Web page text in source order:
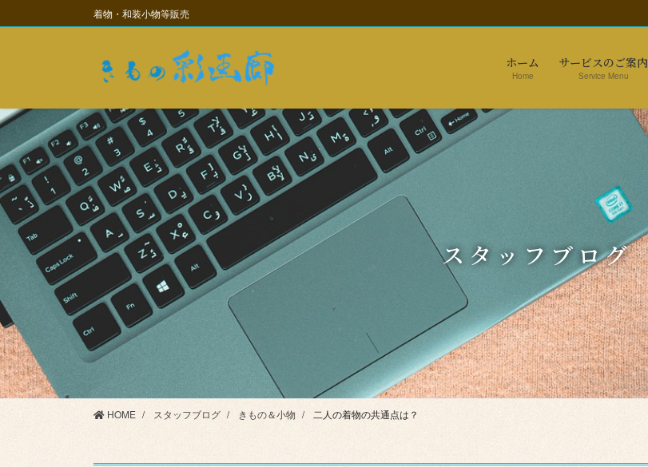
ン
に
移
ビ
ョ
ン
移
動
着物・和装小物等販売
ホーム
Home
サービスのご案内
Service Menu
スタッフブログ
HOME スタッフブログ きもの＆小物 二人の着物の共通点は？